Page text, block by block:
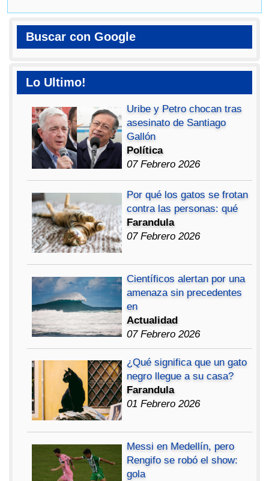
Buscar con Google
Lo Ultimo!
Uribe y Petro chocan tras
asesinato de Santiago
Gallón
Política
07 Febrero 2026
Por qué los gatos se frotan
contra las personas: qué
Farandula
07 Febrero 2026
Científicos alertan por una
amenaza sin precedentes
en
Actualidad
07 Febrero 2026
¿Qué significa que un gato
negro llegue a su casa?
Farandula
01 Febrero 2026
Messi en Medellín, pero
Rengifo se robó el show:
gola